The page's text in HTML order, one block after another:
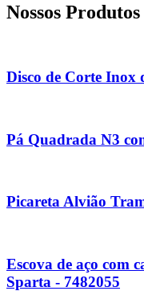
Nossos Produtos
Disco de Corte Inox
Pá Quadrada N3
Picareta Alvião
Escova de aço com
Sparta - 7482055